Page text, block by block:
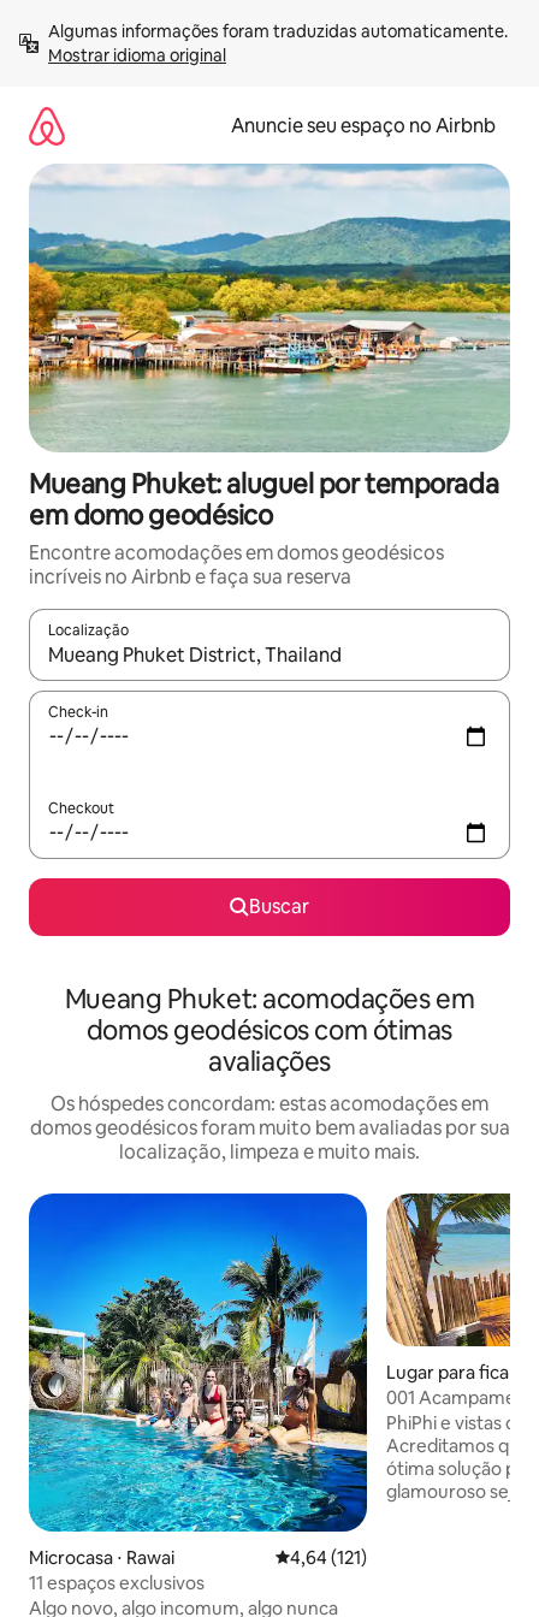
para
Mostrar idioma original
Anuncie seu espaço no Airbnb
Mueang Phuket: aluguel por temporada
em domo geodésico
Encontre acomodações em domos geodésicos
incríveis no Airbnb e faça sua reserva
Localização
Quando os resultados estiverem disponíveis, explore-os
Check-in
Checkout
Buscar
Mueang Phuket: acomodações em
domos geodésicos com ótimas
avaliações
Os hóspedes concordam: estas acomodações em
domos geodésicos foram muito bem avaliadas por sua
localização, limpeza e muito mais.
Microcasa ⋅ Rawai 4,64 de uma avaliação média de
4,64 (121)
11 espaços exclusivos
Algo novo, algo incomum, algo nunca
Lugar para ficar ⋅
001
para o mar +
PhiPhi e vistas
Acreditamos que
ótima solução
glamouroso seja